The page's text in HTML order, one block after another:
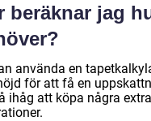
beräknar jag
använda en
för att få en
ihåg att köpa några